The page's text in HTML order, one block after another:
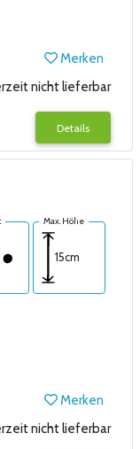
Merken
nicht lieferbar
Details
Max. Höhe
15cm
Merken
nicht lieferbar